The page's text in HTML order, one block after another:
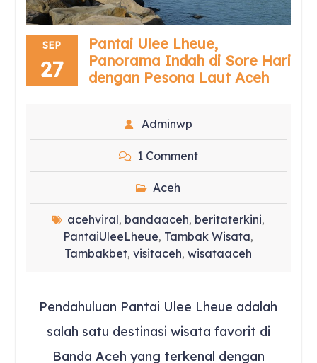
SEP
27
Pantai Ulee Lheue,
Panorama Indah di Sore Hari
dengan Pesona Laut Aceh
Adminwp
1 Comment
Aceh
acehviral, bandaaceh, beritaterkini,
PantaiUleeLheue, Tambak Wisata,
Tambakbet,visitaceh,wisataaceh
Pendahuluan Pantai Ulee Lheue adalah
salah satu destinasi wisata favorit di
Banda Aceh yang terkenal dengan